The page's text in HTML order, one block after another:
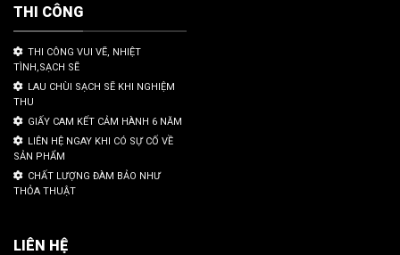
THI CÔNG
THI CÔNG VUI VẼ, NHIỆT
TÌNH,SẠCH SẼ
LAU CHÙI SẠCH SẼ KHI NGHIỆM
THU
GIẤY CAM KẾT CẢM HÀNH 6 NĂM
LIÊN HỆ NGAY KHI CÓ SỰ CỐ VỀ
SẢN PHẨM
CHẤT LƯỢNG ĐÀM BẢO NHƯ
THỎA THUẬT
LIÊN HỆ